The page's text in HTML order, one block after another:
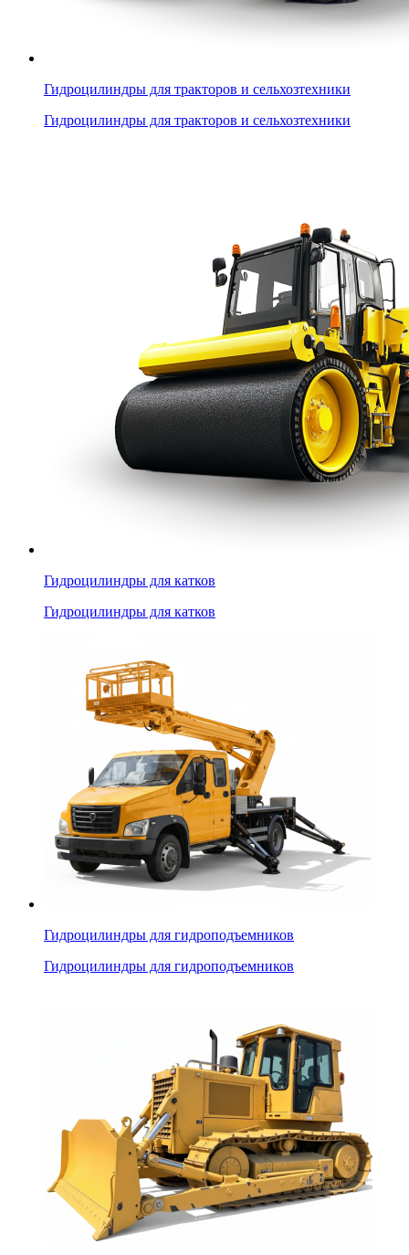
Гидроцилиндры для тракторов и сельхозтехники
Гидроцилиндры для тракторов и сельхозтехники
Гидроцилиндры для катков
Гидроцилиндры для катков
Гидроцилиндры для гидроподъемников
Гидроцилиндры для гидроподъемников